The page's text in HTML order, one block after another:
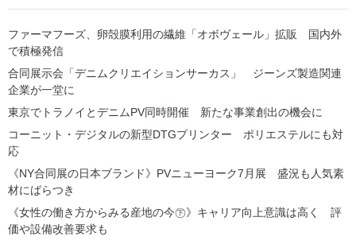
ファーマフーズ、卵殻膜利用の繊維「オボヴェール」拡販 国内外
で積極発信
合同展示会「デニムクリエイションサーカス」 ジーンズ製造関連
企業が一堂に
東京でトラノイとデニムPV同時開催 新たな事業創出の機会に
コーニット・デジタルの新型DTGプリンター ポリエステルにも対
応
《NY合同展の日本ブランド》PVニューヨーク7月展 盛況も人気素
材にばらつき
《女性の働き方からみる産地の今㊦》キャリア向上意識は高く 評
価や設備改善要求も